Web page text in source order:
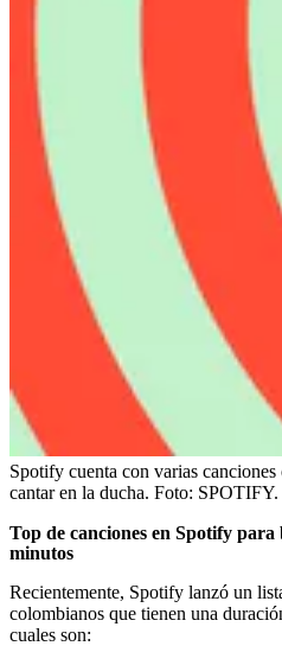
Spotify cuenta con varias canciones
cantar en la ducha. Foto: SPOTIFY.
Top de canciones en Spotify para
minutos
Recientemente, Spotify lanzó un
colombianos que tienen una
cuales son: